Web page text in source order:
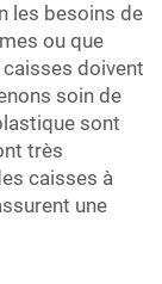
les besoins de
ou que
doivent
soin de
sont
très
caisses à
une